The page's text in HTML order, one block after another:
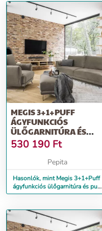
MEGIS 3+1+PUFF
ÁGYFUNKCIÓS
ÜLŐGARNITÚRA ÉS
PUFF VILÁGOS BARNA
530 190 Ft
Pepita
Hasonlók, mint Megis 3+1+Puff
ágyfunkciós ülőgarnitúra és puff
világos barna